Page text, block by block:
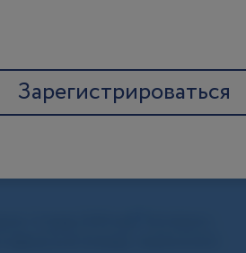
Зарегистрироваться